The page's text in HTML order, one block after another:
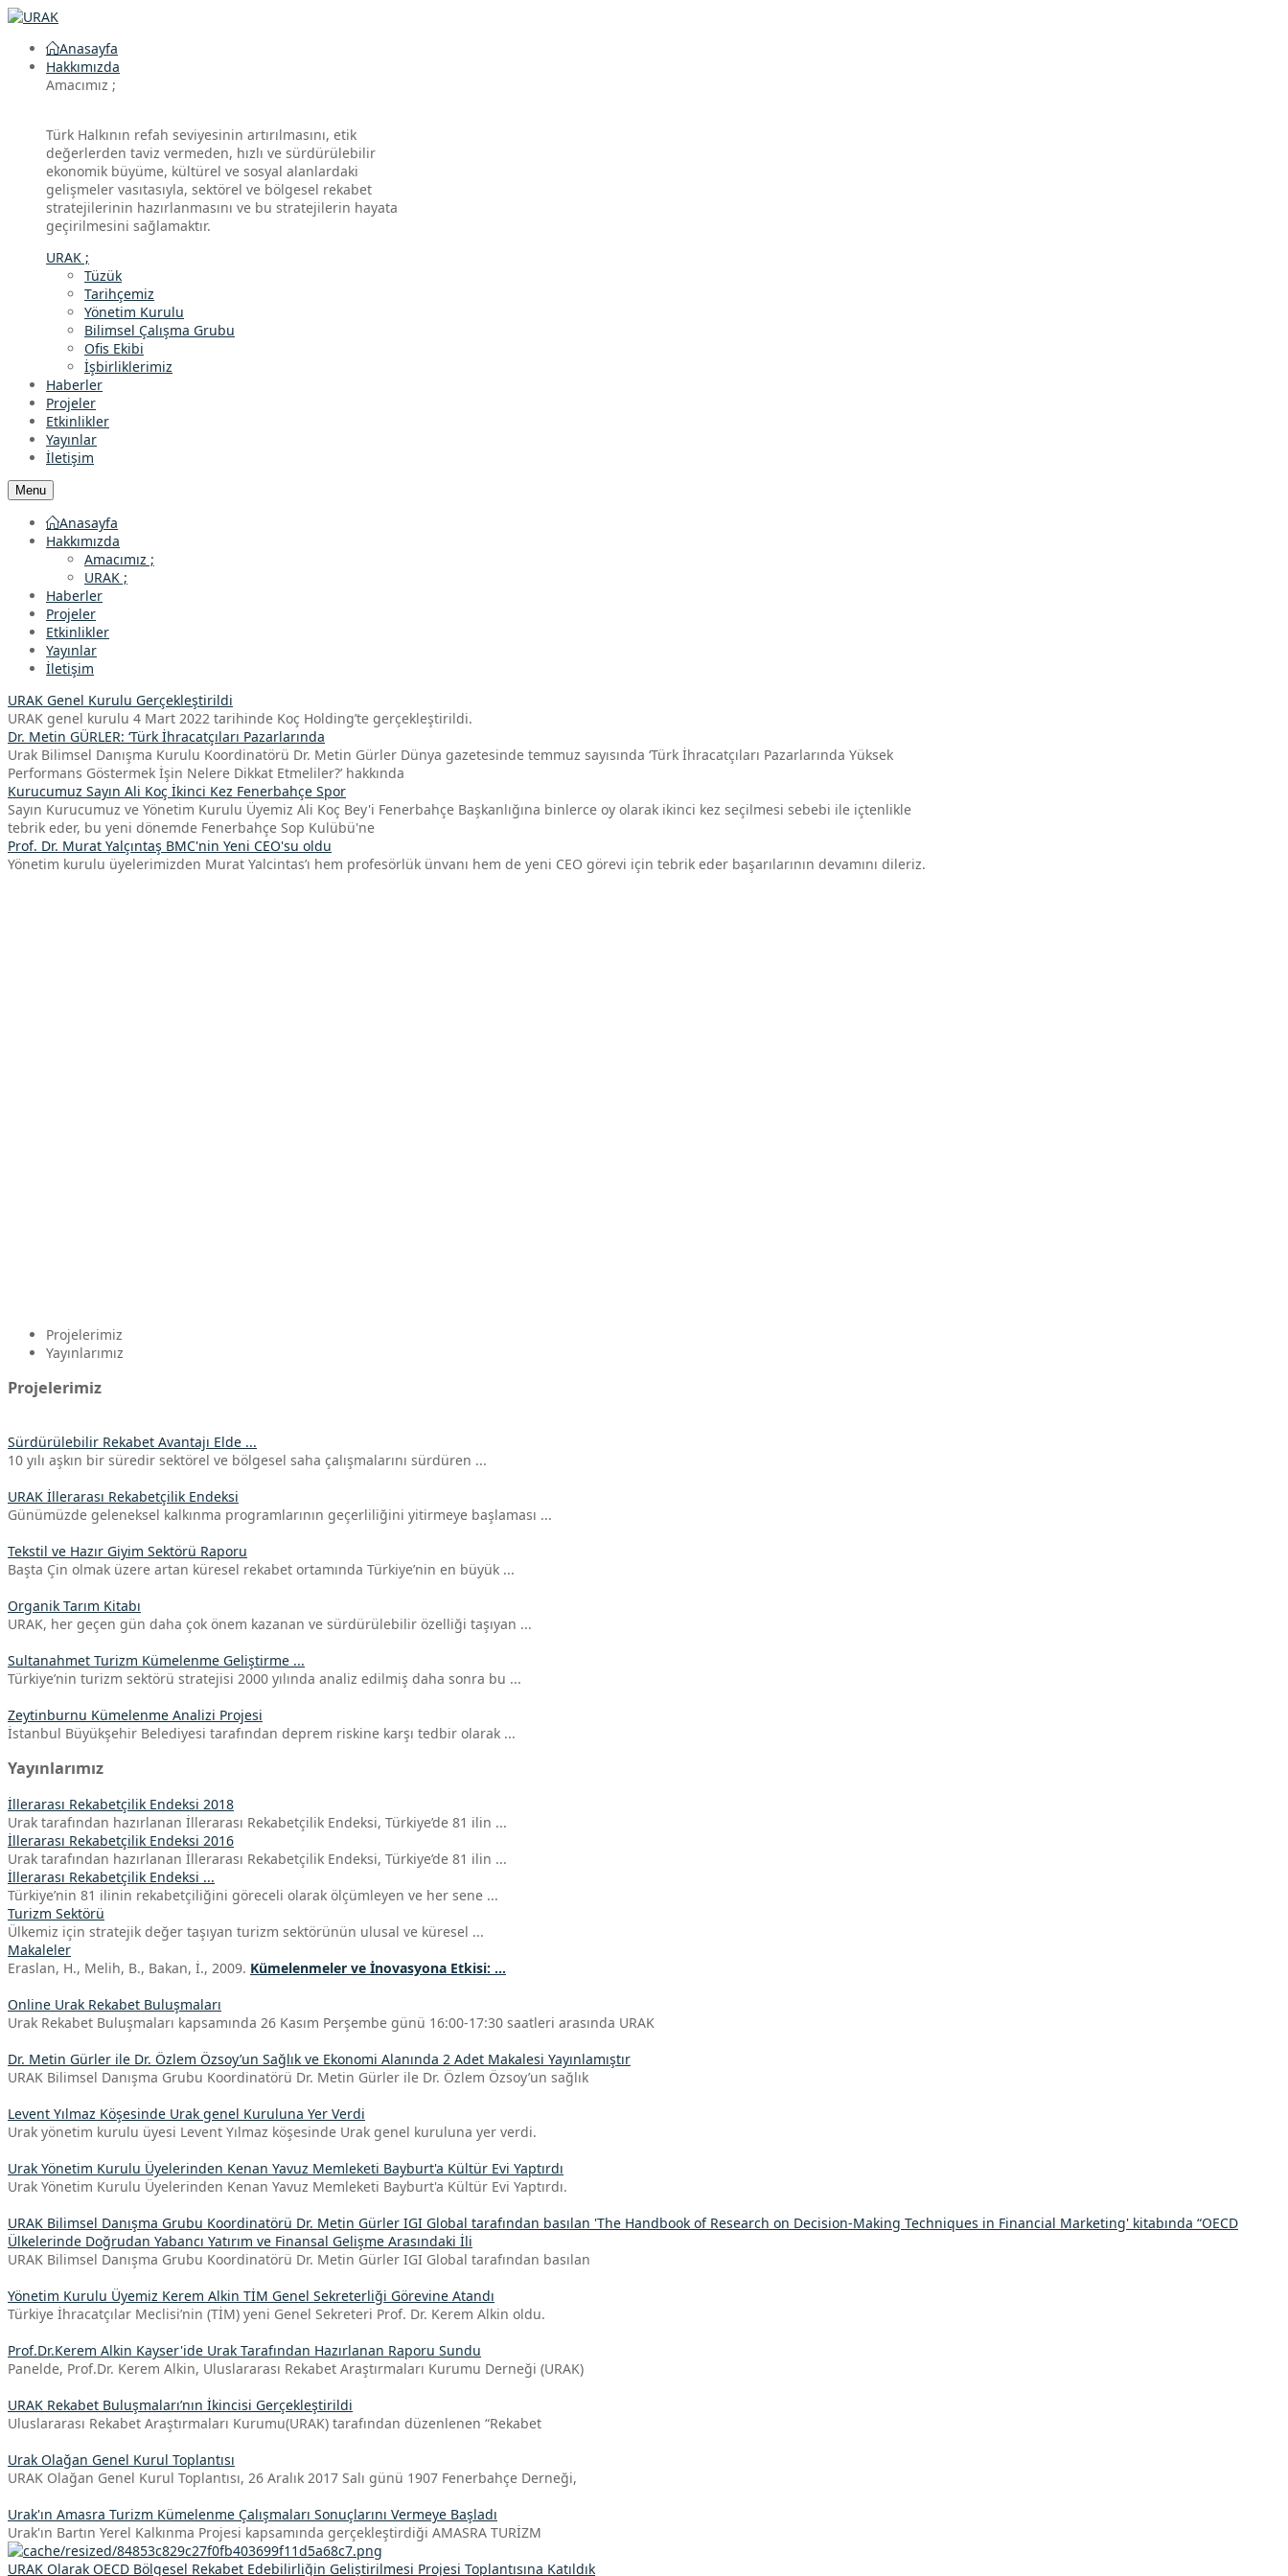
Anasayfa
Hakkımızda
Amacımız ;
Türk Halkının refah seviyesinin artırılmasını, etik
değerlerden taviz vermeden, hızlı ve sürdürülebilir
ekonomik büyüme, kültürel ve sosyal alanlardaki
gelişmeler vasıtasıyla, sektörel ve bölgesel rekabet
stratejilerinin hazırlanmasını ve bu stratejilerin hayata
geçirilmesini sağlamaktır.
URAK ;
Tüzük
Tarihçemiz
Yönetim Kurulu
Bilimsel Çalışma Grubu
Ofis Ekibi
İşbirliklerimiz
Haberler
Projeler
Etkinlikler
Yayınlar
İletişim
Menu
Anasayfa
Hakkımızda
Amacımız ;
URAK ;
Haberler
Projeler
Etkinlikler
Yayınlar
İletişim
URAK Genel Kurulu Gerçekleştirildi
URAK genel kurulu 4 Mart 2022 tarihinde Koç Holding’te gerçekleştirildi.
Dr. Metin GÜRLER: ‘Türk İhracatçıları Pazarlarında
Urak Bilimsel Danışma Kurulu Koordinatörü Dr. Metin Gürler Dünya gazetesinde temmuz sayısında ‘Türk İhracatçıları Pazarlarında Yüksek
Performans Göstermek İşin Nelere Dikkat Etmeliler?’ hakkında
Kurucumuz Sayın Ali Koç İkinci Kez Fenerbahçe Spor
Sayın Kurucumuz ve Yönetim Kurulu Üyemiz Ali Koç Bey'i Fenerbahçe Başkanlığına binlerce oy olarak ikinci kez seçilmesi sebebi ile içtenlikle
tebrik eder, bu yeni dönemde Fenerbahçe Sop Kulübü'ne
Prof. Dr. Murat Yalçıntaş BMC'nin Yeni CEO'su oldu
Yönetim kurulu üyelerimizden Murat Yalcintas’ı hem profesörlük ünvanı hem de yeni CEO görevi için tebrik eder başarılarının devamını dileriz.
Projelerimiz
Yayınlarımız
Projelerimiz
Sürdürülebilir Rekabet Avantajı Elde ...
10 yılı aşkın bir süredir sektörel ve bölgesel saha çalışmalarını sürdüren ...
URAK İllerarası Rekabetçilik Endeksi
Günümüzde geleneksel kalkınma programlarının geçerliliğini yitirmeye başlaması ...
Tekstil ve Hazır Giyim Sektörü Raporu
Başta Çin olmak üzere artan küresel rekabet ortamında Türkiye’nin en büyük ...
Organik Tarım Kitabı
URAK, her geçen gün daha çok önem kazanan ve sürdürülebilir özelliği taşıyan ...
Sultanahmet Turizm Kümelenme Geliştirme ...
Türkiye’nin turizm sektörü stratejisi 2000 yılında analiz edilmiş daha sonra bu ...
Zeytinburnu Kümelenme Analizi Projesi
İstanbul Büyükşehir Belediyesi tarafından deprem riskine karşı tedbir olarak ...
Yayınlarımız
İllerarası Rekabetçilik Endeksi 2018
Urak tarafından hazırlanan İllerarası Rekabetçilik Endeksi, Türkiye’de 81 ilin ...
İllerarası Rekabetçilik Endeksi 2016
Urak tarafından hazırlanan İllerarası Rekabetçilik Endeksi, Türkiye’de 81 ilin ...
İllerarası Rekabetçilik Endeksi ...
Türkiye’nin 81 ilinin rekabetçiliğini göreceli olarak ölçümleyen ve her sene ...
Turizm Sektörü
Ülkemiz için stratejik değer taşıyan turizm sektörünün ulusal ve küresel ...
Makaleler
Eraslan, H., Melih, B., Bakan, İ., 2009. Kümelenmeler ve İnovasyona Etkisi: ...
Online Urak Rekabet Buluşmaları
Urak Rekabet Buluşmaları kapsamında 26 Kasım Perşembe günü 16:00-17:30 saatleri arasında URAK
Dr. Metin Gürler ile Dr. Özlem Özsoy’un Sağlık ve Ekonomi Alanında 2 Adet Makalesi Yayınlamıştır
URAK Bilimsel Danışma Grubu Koordinatörü Dr. Metin Gürler ile Dr. Özlem Özsoy’un sağlık
Levent Yılmaz Köşesinde Urak genel Kuruluna Yer Verdi
Urak yönetim kurulu üyesi Levent Yılmaz köşesinde Urak genel kuruluna yer verdi.
Urak Yönetim Kurulu Üyelerinden Kenan Yavuz Memleketi Bayburt'a Kültür Evi Yaptırdı
Urak Yönetim Kurulu Üyelerinden Kenan Yavuz Memleketi Bayburt'a Kültür Evi Yaptırdı.
URAK Bilimsel Danışma Grubu Koordinatörü Dr. Metin Gürler IGI Global tarafından basılan 'The Handbook of Research on Decision-Making Techniques in Financial Marketing' kitabında “OECD
Ülkelerinde Doğrudan Yabancı Yatırım ve Finansal Gelişme Arasındaki İli
URAK Bilimsel Danışma Grubu Koordinatörü Dr. Metin Gürler IGI Global tarafından basılan
Yönetim Kurulu Üyemiz Kerem Alkin TİM Genel Sekreterliği Görevine Atandı
Türkiye İhracatçılar Meclisi’nin (TİM) yeni Genel Sekreteri Prof. Dr. Kerem Alkin oldu.
Prof.Dr.Kerem Alkin Kayser'ide Urak Tarafından Hazırlanan Raporu Sundu
Panelde, Prof.Dr. Kerem Alkin, Uluslararası Rekabet Araştırmaları Kurumu Derneği (URAK)
URAK Rekabet Buluşmaları’nın İkincisi Gerçekleştirildi
Uluslararası Rekabet Araştırmaları Kurumu(URAK) tarafından düzenlenen “Rekabet
Urak Olağan Genel Kurul Toplantısı
URAK Olağan Genel Kurul Toplantısı, 26 Aralık 2017 Salı günü 1907 Fenerbahçe Derneği,
Urak'ın Amasra Turizm Kümelenme Çalışmaları Sonuçlarını Vermeye Başladı
Urak'ın Bartın Yerel Kalkınma Projesi kapsamında gerçekleştirdiği AMASRA TURİZM
URAK Olarak OECD Bölgesel Rekabet Edebilirliğin Geliştirilmesi Projesi Toplantısına Katıldık